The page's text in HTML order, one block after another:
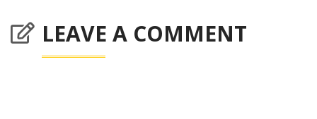
LEAVE A COMMENT